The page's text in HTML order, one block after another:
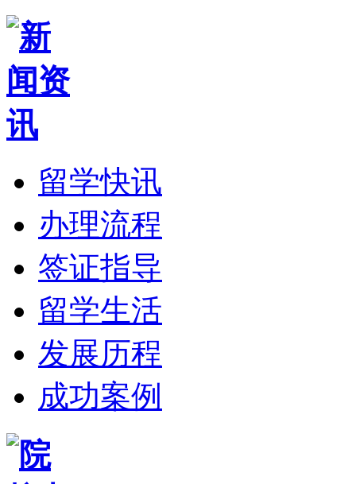
留学快讯
办理流程
签证指导
留学生活
发展历程
成功案例